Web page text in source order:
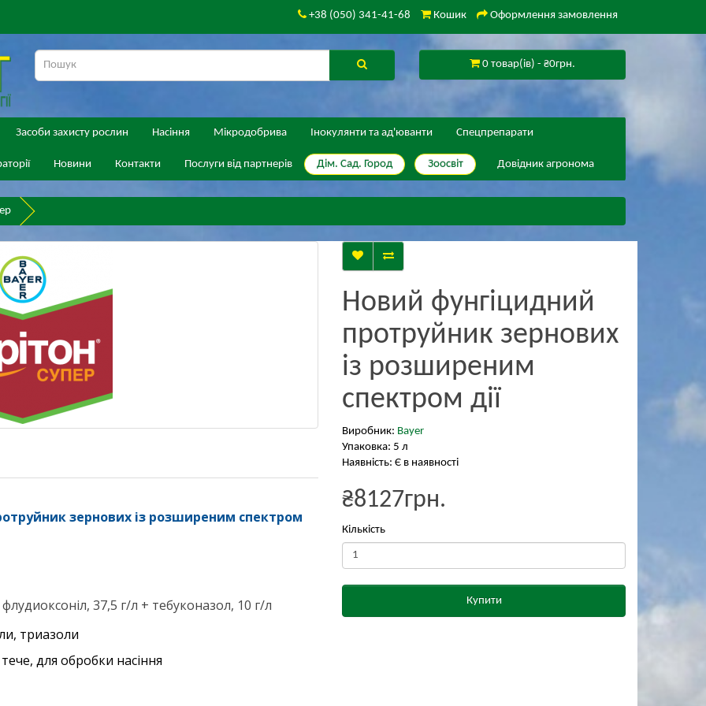
+38 (050) 341-41-68 Кошик Оформлення замовлення
0 товар(ів) - ₴0грн.
Засоби захисту рослин Насіння Мікродобрива Інокулянти та ад'юванти Спецпрепарати
Новини Контакти Послуги від партнерів Дім. Сад. Город Зоосвіт Довідник агронома
зернових із розширеним спектром
37,5 г/л + тебуконазол, 10 г/л
триазоли
для обробки насіння
Новий фунгіцидний
протруйник зернових
із розширеним
спектром дії
Виробник: Bayer
Упаковка: 5 л
Наявність: Є в наявності
₴8127грн.
Кількість
Купити